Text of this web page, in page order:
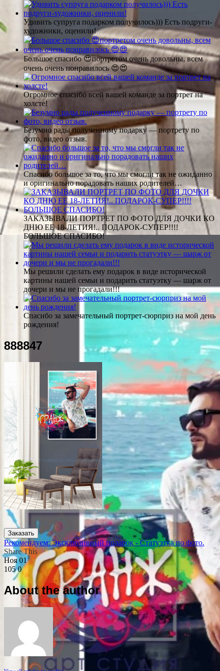
Удивить супруга подарком получилось))) Есть подруги-
художники, оценили!
Большое спасибо 😍портретом очень довольны, всем
очень очень понравилось 😍😍
Огромное спасибо всей вашей команде за портрет на
холсте!
Безумно рады полученному подарку — портрету по
фото, видео отзыв.
Спасибо большое за то, что мы смогли так не ожиданно
и оригинально порадовать наших родителей…
ЗАКАЗЫВАЛИ ПОРТРЕТ ПО ФОТО ДЛЯ ДОЧКИ КО
ДНЮ ЕЕ 18-ЛЕТИЯ!.. ПОДАРОК-СУПЕР!!!!
БОЛЬШОЕ СПАСИБО!
Мы решили сделать ему подарок в виде исторической
картины нашей семьи и подарить статуэтку — шарж от
дочери и мы не прогадали!!!
Спасибо за замечательный портрет-сюрприз на мой день
рождения!
888847
Заказать
Рекомендуем: Эксклюзивный подарок - Статуэтка по фото.
Share This
Ноя 01
1050
About the author